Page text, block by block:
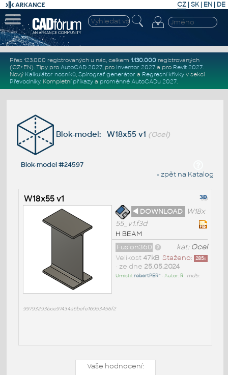
CZ | SK| EN | DE
Přes 123.000 registrovaných u nás, celkem 1.130.000registrovaných
(CZ+EN). Tipy pro AutoCAD 2027, pro Inventor 2027a pro Revit 2027.
Nový Kalkulátor nosníků, Spirograf generátor a Regresní křivkyv sekci
Převodníky. Kompletní příkazya proměnné AutoCADu 2027.
Blok-model: W18x55 v1 (Ocel)
Blok-model #24597
« zpět na Katalog
W18x55 v1
◄ DOWNLOAD
W18x
55_v1.f3d
H BEAM
kat: Ocel
Fusion360
Staženo: 285x
Velikost 47kB
• ze dne 25.05.2024
Umístil:robertPER^ • Autor: R• md5:
99793293bce97434a6befe16953456f2
Vaše hodnocení: